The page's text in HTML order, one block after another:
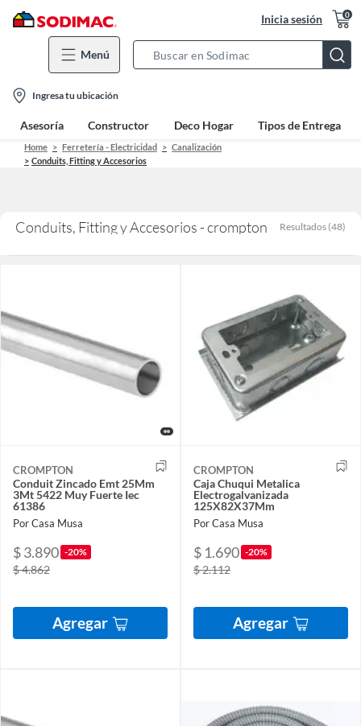
Inicia sesión 0
Menú
Bar
location-
icon
Ingresa tu ubicación
Asesoría Constructor Deco Hogar Tipos de Entrega
Home Ferretería - Electricidad
Canalización
Conduits, Fitting y Accesorios
Conduits, Fitting y Accesorios - crompton Resultados (48)
CROMPTON
Conduit Zincado Emt 25Mm
3Mt 5422 Muy Fuerte Iec
61386
Por Casa Musa
$ 3.890 -20%
$ 4.862
Agregar
CROMPTON
Caja Chuqui Metalica
Electrogalvanizada
125X82X37Mm
Por Casa Musa
$ 1.690 -20%
$ 2.112
Agregar